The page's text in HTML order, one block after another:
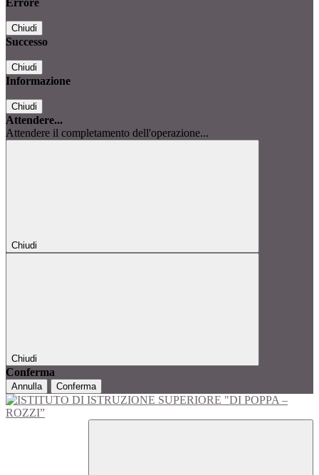
Errore
Chiudi
Successo
Chiudi
Informazione
Chiudi
Attendere...
Attendere il completamento dell'operazione...
Chiudi
Chiudi
Conferma
Annulla Conferma